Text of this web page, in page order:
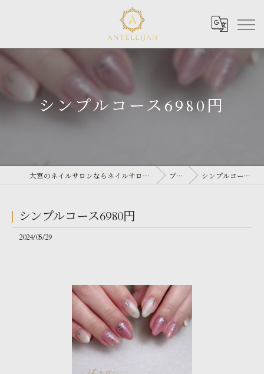
シンプルコース6980円
大宮のネイルサロンならネイルサロン Antellijan 大宮 ブログ シンプルコース6980円
シンプルコース6980円
2024/05/29